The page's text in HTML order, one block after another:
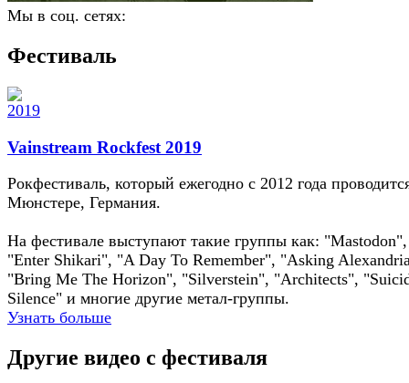
Мы в соц. сетях:
Фестиваль
Vainstream Rockfest 2019
Рокфестиваль, который ежегодно с 2012 года
Мюнстере, Германия.
На фестивале выступают такие группы как: "Mastodon",
"Enter Shikari", "A Day To Remember", "Asking
"Bring Me The Horizon", "Silverstein", "Architects",
Silence" и многие другие метал-группы.
Узнать больше
Другие видео с фестиваля